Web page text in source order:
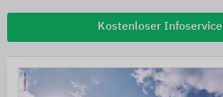
Kostenloser Infoservice